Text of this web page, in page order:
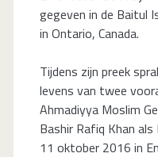
gegeven in de Baitul
in Ontario, Canada.
Tijdens zijn preek
levens van twee
Ahmadiyya Moslim
Bashir Rafiq Khan
11 oktober 2016 in